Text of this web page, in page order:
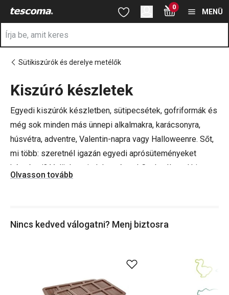
A Kiszúró készletek oldalon tartózkodik
Ugrás a fő tartalomhoz
Ugrás a kereséshez
Ugrás a navigációhoz 0
MENÜ
Sütikiszúrók és derelye metélők
Kiszúró készletek
Egyedi kiszúrók készletben, sütipecsétek, gofriformák és
még sok minden más ünnepi alkalmakra, karácsonyra,
húsvétra, adventre, Valentin-napra vagy Halloweenre. Sőt,
mi több: szeretnél igazán egyedi aprósüteményeket
készíteni? Velünk ez is lehetséges! Csak válaszd ki a
neked tetsző kiszúrókészletet.
vagy más finomságok elkészítésébe. A legkisebbeknek
Olvasson tovább
Nincs kedved válogatni? Menj biztosra